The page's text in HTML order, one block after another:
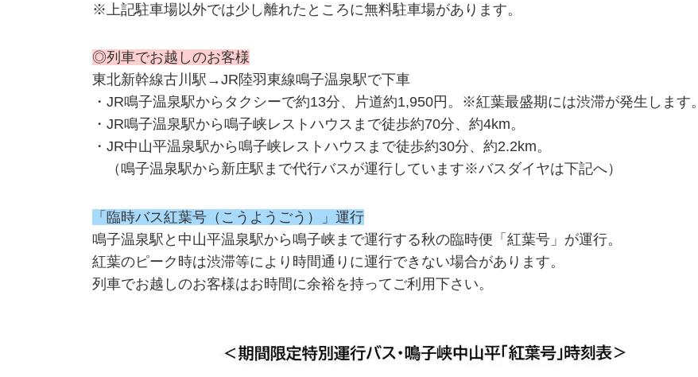
※上記駐車場以外では少し離れたところに無料駐車場があります。
◎列車でお越しのお客様
東北新幹線古川駅→JR陸羽東線鳴子温泉駅で下車
・JR鳴子温泉駅からタクシーで約13分、片道約1,950円。※紅葉最盛期には渋滞が発生します。
・JR鳴子温泉駅から鳴子峡レストハウスまで徒歩約70分、約4km。
・JR中山平温泉駅から鳴子峡レストハウスまで徒歩約30分、約2.2km。
（鳴子温泉駅から新庄駅まで代行バスが運行しています※バスダイヤは下記へ）
「臨時バス紅葉号（こうようごう）」運行
鳴子温泉駅と中山平温泉駅から鳴子峡まで運行する秋の臨時便「紅葉号」が運行。
紅葉のピーク時は渋滞等により時間通りに運行できない場合があります。
列車でお越しのお客様はお時間に余裕を持ってご利用下さい。